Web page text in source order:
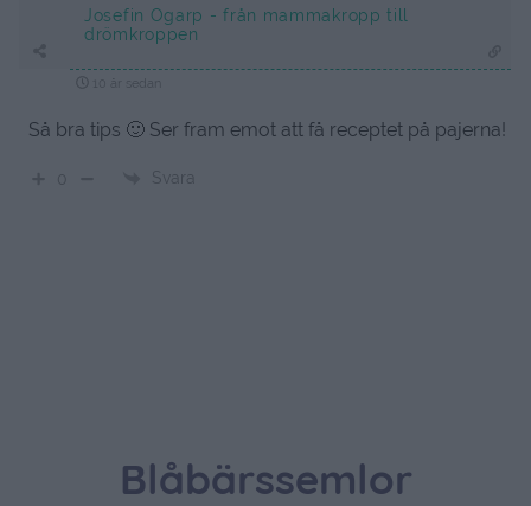
Josefin Ogarp - från mammakropp till
drömkroppen
Så bra tips 🙂 Ser fram emot att få receptet på pajerna!
Svara
Blåbärssemlor